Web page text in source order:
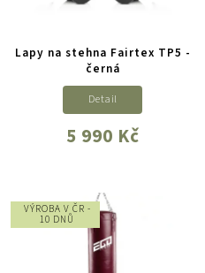
Lapy na stehna Fairtex TP5 -
černá
5 990 Kč
Detail
VÝROBA V ČR -
10 DNŮ